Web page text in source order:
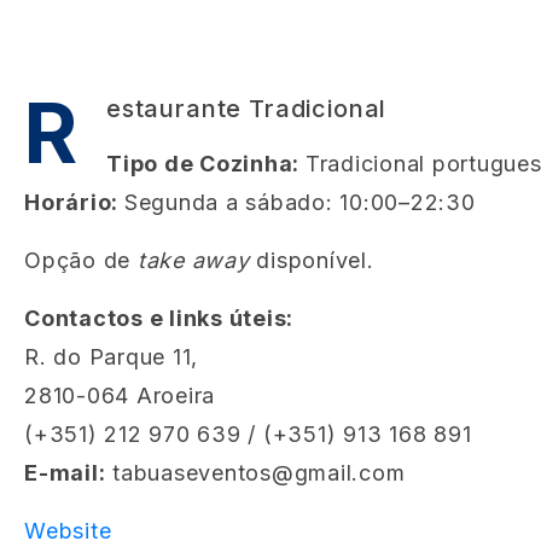
R estaurante Tradicional
Tipo de Cozinha: Tradicional
Horário: Segunda a sábado: 10:00–22:30
Opção de take awaydisponível.
Contactos e links úteis:
R. do Parque 11,
2810-064 Aroeira
(+351) 212 970 639 / (+351) 913 168 891
E-mail: tabuaseventos@gmail.com
Website